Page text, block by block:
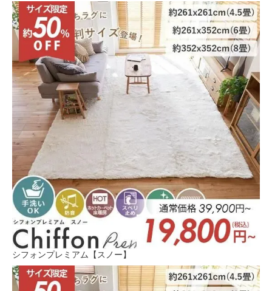
シフォンプレミアム【スノー】